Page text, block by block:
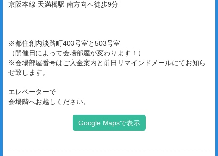
京阪本線 天満橋駅 南方向へ徒歩9分
※都住創内淡路町403号室と503号室
（開催日によって会場部屋が変わります！）
※会場部屋番号はご入金案内と前日リマインドメールにてお知ら
せ致します。
エレベーターで
会場階へお越しください。
Google Mapsで表示